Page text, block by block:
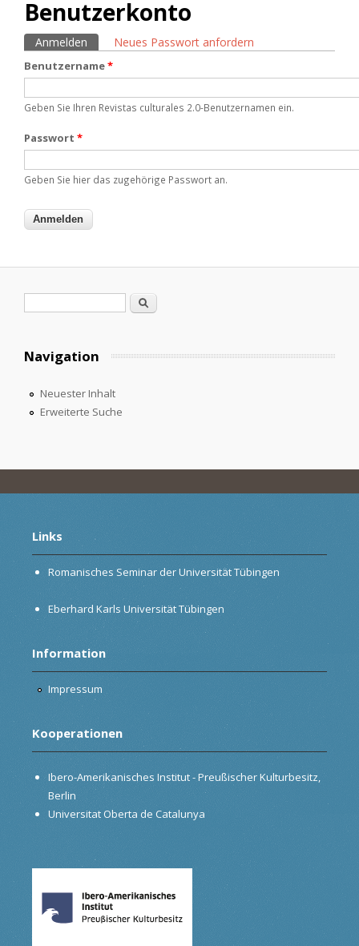
Benutzerkonto
Haupt-Reiter
Anmelden (aktiver Reiter)
Neues Passwort anfordern
Benutzername*
Geben Sie Ihren Revistas culturales 2.0-Benutzernamen ein.
Passwort *
Geben Sie hier das zugehörige Passwort an.
Suche
Navigation
Neuester Inhalt
Erweiterte Suche
Links
Romanisches Seminar der Universität Tübingen
Eberhard Karls Universität Tübingen
Information
Impressum
Kooperationen
Ibero-Amerikanisches Institut - Preußischer Kulturbesitz,
Berlin
Universitat Oberta de Catalunya